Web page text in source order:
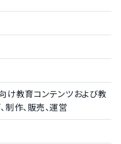
け教育コンテンツおよび教
制作、販売、運営